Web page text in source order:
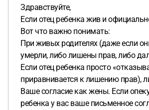
Здравствуйте,
Если отец ребенка жив и
Вот что важно понимать:
При живых родителях (даже если
умерли, либо лишены прав, либо
Если отец ребенка просто
приравнивается к лишению прав),
Ваше согласие как жены. Если
ребенка у вас ваше письменное